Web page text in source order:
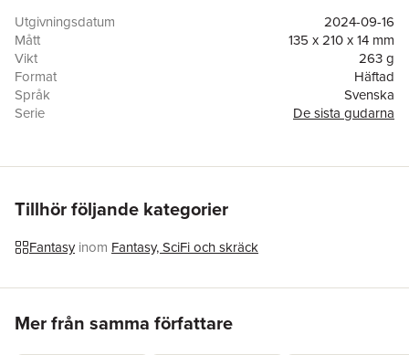
Utgivningsdatum
2024-09-16
Mått
135 x 210 x 14 mm
Vikt
263 g
Format
Häftad
Språk
Svenska
Serie
De sista gudarna
ISBN
9789189908666
Tillhör följande kategorier
Fantasy inom Fantasy, SciFi och skräck
Mer från samma författare